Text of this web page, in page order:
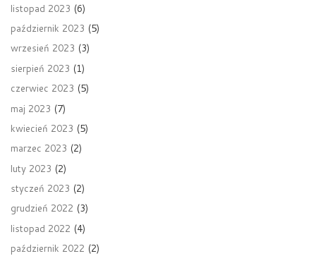
listopad 2023 (6)
październik 2023 (5)
wrzesień 2023 (3)
sierpień 2023 (1)
czerwiec 2023 (5)
maj 2023 (7)
kwiecień 2023 (5)
marzec 2023 (2)
luty 2023 (2)
styczeń 2023 (2)
grudzień 2022 (3)
listopad 2022 (4)
październik 2022 (2)